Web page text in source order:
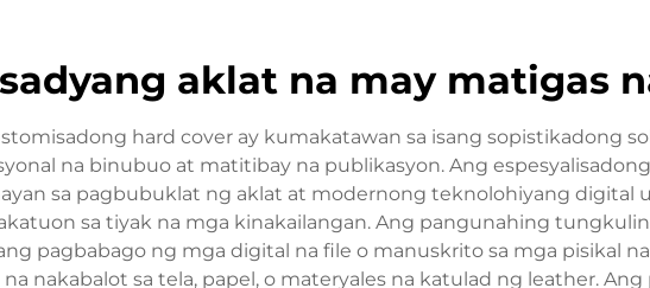
aklat na may matigas
hard cover ay kumakatawan sa isang sopistikadong
na binubuo at matitibay na publikasyon. Ang
sa pagbubuklat ng aklat at modernong teknolohiyang digital
sa tiyak na mga kinakailangan. Ang pangunahing
pagbabago ng mga digital na file o manuskrito sa mga pisikal
nakabalot sa tela, papel, o materyales na katulad ng leather. Ang